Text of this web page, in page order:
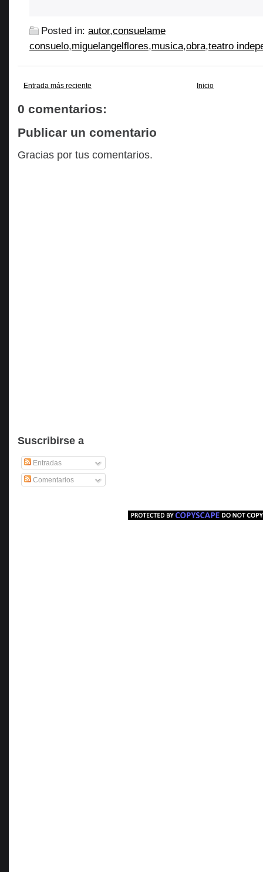
Posted in: autor,consuelame
consuelo,miguelangelflores,musica,obra,teatro
Entrada más reciente Inicio
0 comentarios:
Publicar un comentario
Gracias por tus comentarios.
Suscribirse a
Entradas
Comentarios